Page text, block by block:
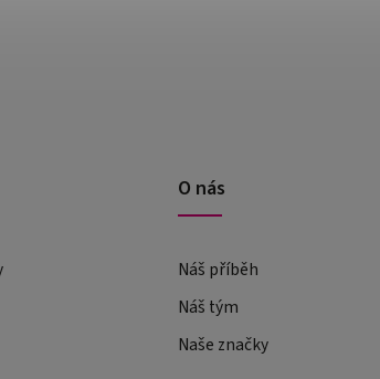
O nás
Náš příběh
Náš tým
Naše značky